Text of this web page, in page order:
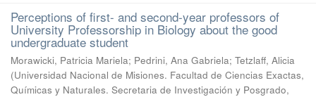
Perceptions of first- and second-year professors of
University Professorship in Biology about the good
undergraduate student
Morawicki, Patricia Mariela; Pedrini, Ana Gabriela; Tetzlaff, Alicia
(Universidad Nacional de Misiones. Facultad de Ciencias Exactas,
Químicas y Naturales. Secretaria de Investigación y Posgrado,